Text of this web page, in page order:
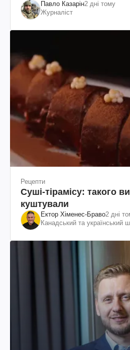
Павло Казарін2 дні тому
Журналіст
Рецепти
Суші-тірамісу: такого
куштували
Ектор Хіменес-Браво2 дні
Канадський та український